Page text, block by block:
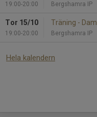
19:00-20:00 Bergshamra IP
Tor 15/10
19:00-20:00
Träning - Dam
Bergshamra IP
Hela kalendern